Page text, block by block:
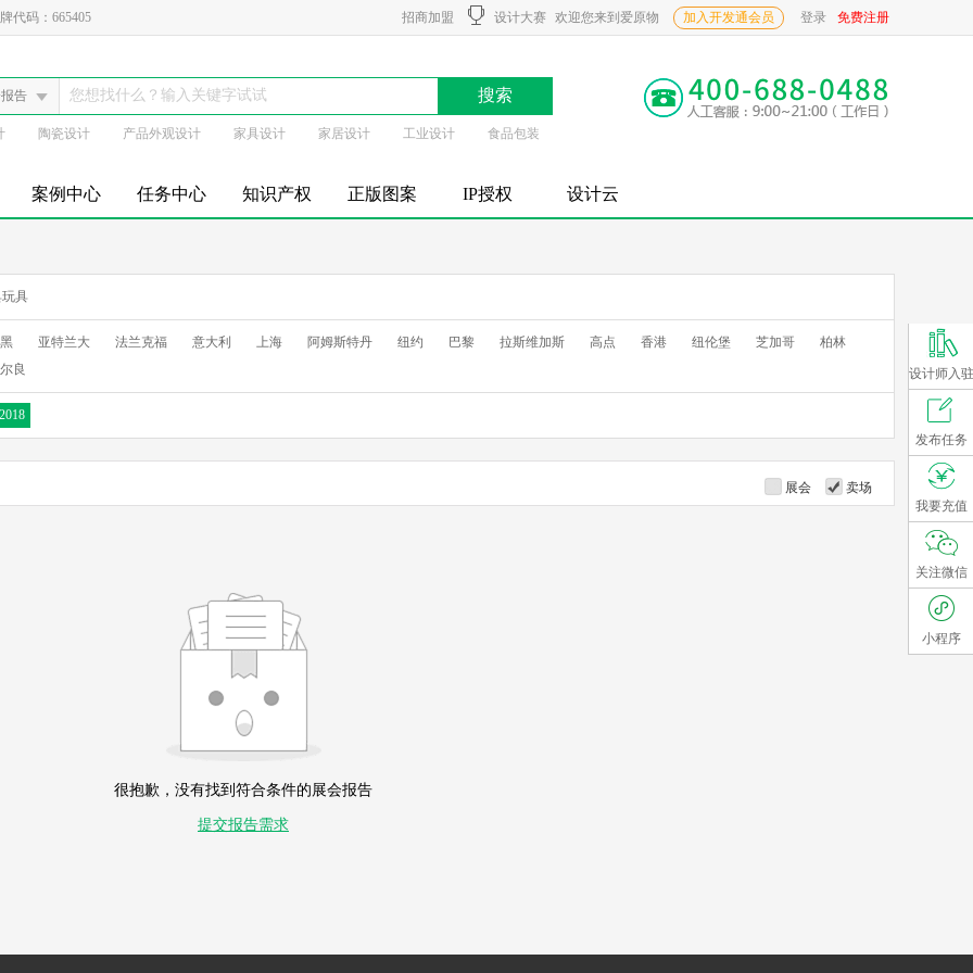
代码：665405 招商加盟 设计大赛 欢迎您来到爱原物 加入开发通会员 免费注册
登录
告
陶瓷设计 产品外观设计 家具设计 家居设计 工业设计 食品包装
案例中心 任务中心 知识产权 正版图案 IP授权 设计云
具
亚特兰大 法兰克福 意大利 上海 阿姆斯特丹 纽约 巴黎 拉斯维加斯 高点 香港 纽伦堡 芝加哥
柏林
良
2018
展会 卖场
很抱歉，没有找到符合条件的展会报告
提交报告需求
设计师入驻
发布任务
我要充值
关注微信
小程序